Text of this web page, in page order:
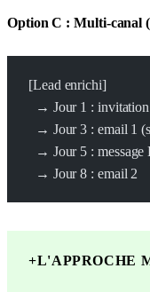
Option C : Multi-canal
[Lead enrichi]
→ Jour 1 :
→ Jour 3 : email 1
→ Jour 5 : message
  → Jour 8 : email 2
+L'APPROCHE